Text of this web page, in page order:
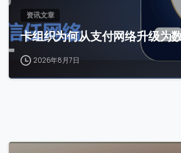
资讯文章
卡组织为何从支付网络升级为
2026年8月7日
我们通常的回复时间：30 分钟内